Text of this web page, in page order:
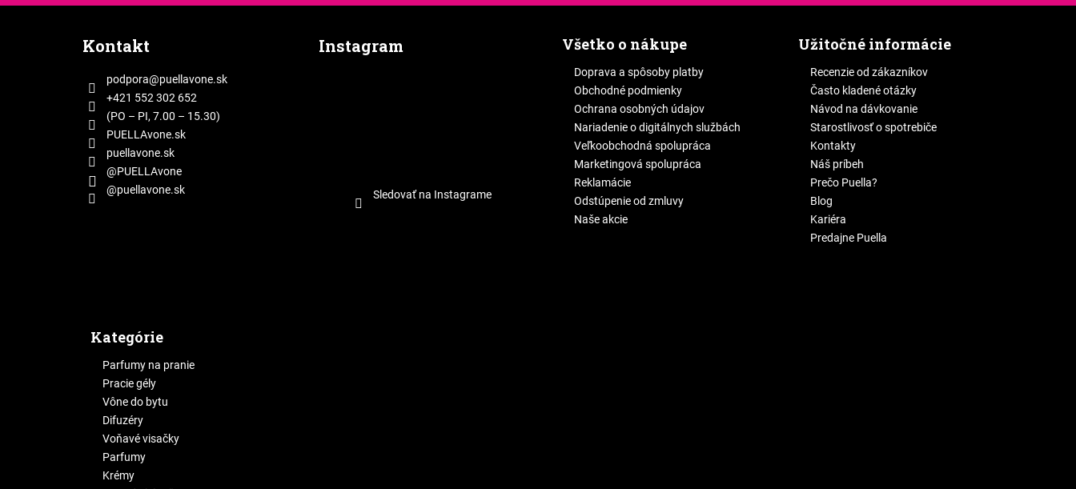
Kontakt
podpora@puellavone.sk
+421 552 302 652
(PO – PI, 7.00 – 15.30)
PUELLAvone.sk
puellavone.sk
@PUELLAvone
@puellavone.sk
Instagram
Sledovať na Instagrame
Všetko o nákupe
Doprava a spôsoby platby
Obchodné podmienky
Ochrana osobných údajov
Nariadenie o digitálnych službách
Veľkoobchodná spolupráca
Marketingová spolupráca
Reklamácie
Odstúpenie od zmluvy
Naše akcie
Užitočné informácie
Recenzie od zákazníkov
Často kladené otázky
Návod na dávkovanie
Starostlivosť o spotrebiče
Kontakty
Náš príbeh
Prečo Puella?
Blog
Kariéra
Predajne Puella
Kategórie
Parfumy na pranie
Pracie gély
Vône do bytu
Difuzéry
Voňavé visačky
Parfumy
Krémy